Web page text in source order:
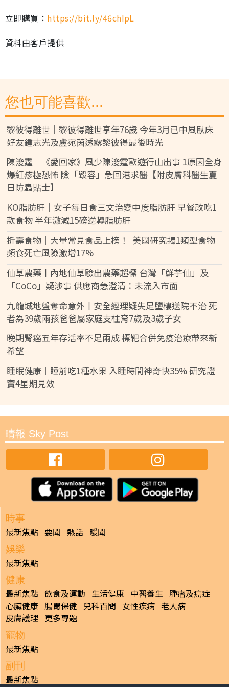
立即購買： https://bit.ly/46chIpL
資料由客戶提供
您也可能喜歡...
黎彼得離世｜黎彼得離世享年76歲 今年3月已中風臥床
好友鍾志光及盧宛茵透露黎彼得最後時光
陳浚霆｜《愛回家》風少陳浚霆歐遊行山出事 1原因全身
爆紅疹極恐怖 險「毀容」急回港求醫【附皮膚科醫生夏
日防蟲貼士】
KO脂肪肝｜女子每日食三文治變中度脂肪肝 早餐改吃1
款食物 半年激減15磅逆轉脂肪肝
折壽食物｜大量常見食品上榜！ 美國研究揭1類型食物
頻食死亡風險激增17%
仙草農藥丨內地仙草驗出農藥超標 台灣「鮮芋仙」及
「CoCo」疑涉事 供應商急澄清：未流入市面
九龍城地盤奪命意外丨安全經理疑失足墮樓送院不治 死
者為39歲兩孩爸爸屬家庭支柱育7歲及3歲子女
晚期腎癌五年存活率不足兩成 標靶合併免疫治療帶來新
希望
睡眠健康｜睡前吃1種水果 入睡時間神奇快35% 研究證
實4星期見效
晴報 Sky Post
時事
最新焦點 要聞 熱話 暖聞
娛樂
最新焦點
健康
最新焦點 飲食及運動 生活健康 中醫養生 腫瘤及癌症
心臟健康 腸胃保健 兒科百問 女性疾病 老人病
皮膚護理 更多專題
寵物
最新焦點
副刊
最新焦點